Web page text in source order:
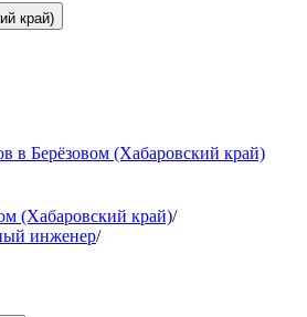
край)
в Берёзовом (Хабаровский край)
(Хабаровский край)/
инженер/